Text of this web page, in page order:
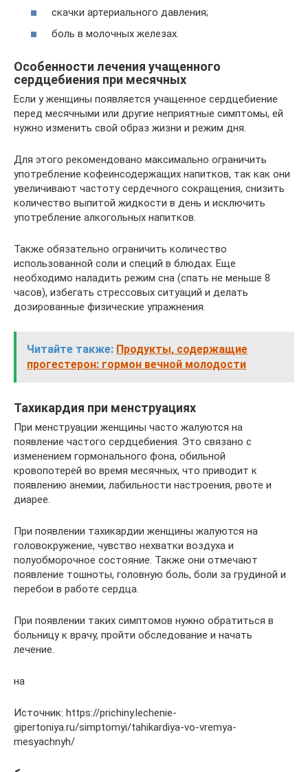
скачки артериального давления;
боль в молочных железах.
Особенности лечения учащенного
сердцебиения при месячных
Если у женщины появляется учащенное сердцебиение
перед месячными или другие неприятные симптомы, ей
нужно изменить свой образ жизни и режим дня.
Для этого рекомендовано максимально ограничить
употребление кофеинсодержащих напитков, так как они
увеличивают частоту сердечного сокращения, снизить
количество выпитой жидкости в день и исключить
употребление алкогольных напитков.
Также обязательно ограничить количество
использованной соли и специй в блюдах. Еще
необходимо наладить режим сна (спать не меньше 8
часов), избегать стрессовых ситуаций и делать
дозированные физические упражнения.
Читайте также: Продукты, содержащие
прогестерон: гормон вечной молодости
Тахикардия при менструациях
При менструации женщины часто жалуются на
появление частого сердцебиения. Это связано с
изменением гормонального фона, обильной
кровопотерей во время месячных, что приводит к
появлению анемии, лабильности настроения, рвоте и
диарее.
При появлении тахикардии женщины жалуются на
головокружение, чувство нехватки воздуха и
полуобморочное состояние. Также они отмечают
появление тошноты, головную боль, боли за грудиной и
перебои в работе сердца.
При появлении таких симптомов нужно обратиться в
больницу к врачу, пройти обследование и начать
лечение.
на
Источник: https://prichiny.lechenie-
gipertoniya.ru/simptomyi/tahikardiya-vo-vremya-
mesyachnyh/